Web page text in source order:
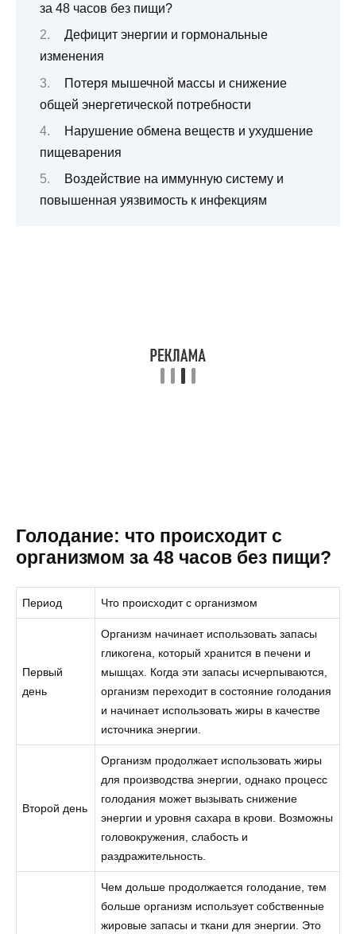
за 48 часов без пищи?
Дефицит энергии и гормональные
изменения
Потеря мышечной массы и снижение
общей энергетической потребности
Нарушение обмена веществ и ухудшение
пищеварения
Воздействие на иммунную систему и
повышенная уязвимость к инфекциям
Голодание: что происходит с
организмом за 48 часов без пищи?
Период Что происходит с организмом
Первый
день
Организм начинает использовать запасы
гликогена, который хранится в печени и
мышцах. Когда эти запасы исчерпываются,
организм переходит в состояние голодания
и начинает использовать жиры в качестве
источника энергии.
Второй день
Организм продолжает использовать жиры
для производства энергии, однако процесс
голодания может вызывать снижение
энергии и уровня сахара в крови. Возможны
головокружения, слабость и
раздражительность.
Чем дольше продолжается голодание, тем
больше организм использует собственные
жировые запасы и ткани для энергии. Это